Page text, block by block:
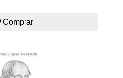
Comprar